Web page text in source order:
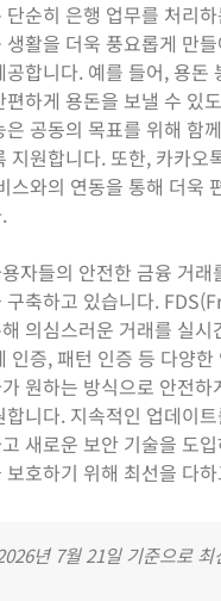
단순히 은행 업무를 처리
생활을 더욱 풍요롭게 만
공합니다. 예를 들어, 용돈
하게 용돈을 보낼 수 있
은 공동의 목표를 위해 함
지원합니다. 또한, 카카오
스와의 연동을 통해 더욱
자들의 안전한 금융 거래
구축하고 있습니다.
의심스러운 거래를 실시
인증, 패턴 인증 등 다양한
원하는 방식으로 안전하
니다. 지속적인 업데이
새로운 보안 기술을 도
보호하기 위해 최선을 다
년 7월 21일 기준으로 최